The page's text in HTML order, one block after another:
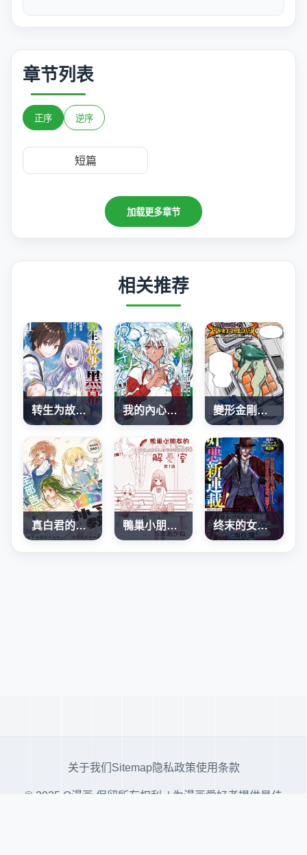
章节列表
正序 逆序
短篇
加载更多章节
相关推荐
转生为故事幕后主谋 我的內心是大叔 變形金剛：G1宇宙之終焉
真白君的補習教室 鴨巢小朋友的解憂室 终末的女武神奇谭·开膛手杰克事件簿
关于我们 Sitemap隐私政策使用条款
© 2025 Q漫画 保留所有权利. | 为漫画爱好者提供最佳